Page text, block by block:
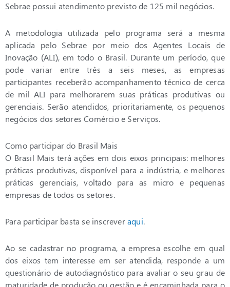
Sebrae possui atendimento previsto de 125 mil negócios.
A metodologia utilizada pelo programa será a mesma
aplicada pelo Sebrae por meio dos Agentes Locais de
Inovação (ALI), em todo o Brasil. Durante um período, que
pode variar entre três a seis meses, as empresas
participantes receberão acompanhamento técnico de cerca
de mil ALI para melhorarem suas práticas produtivas ou
gerenciais. Serão atendidos, prioritariamente, os pequenos
negócios dos setores Comércio e Serviços.
Como participar do Brasil Mais
O Brasil Mais terá ações em dois eixos principais: melhores
práticas produtivas, disponível para a indústria, e melhores
práticas gerenciais, voltado para as micro e pequenas
empresas de todos os setores.
Para participar basta se inscreveraqui.
Ao se cadastrar no programa, a empresa escolhe em qual
dos eixos tem interesse em ser atendida, responde a um
questionário de autodiagnóstico para avaliar o seu grau de